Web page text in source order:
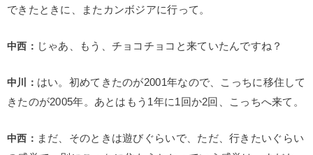
できたときに、またカンボジアに行って。
中西： じゃあ、もう、チョコチョコと来ていたんですね？
中川： はい。初めてきたのが2001年なので、こっちに移住して
きたのが2005年。あとはもう1年に1回か2回、こっちへ来て。
中西： まだ、そのときは遊びぐらいで、ただ、行きたいぐらい